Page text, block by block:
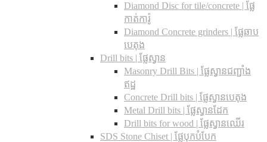
Diamond Disc for tile/concrete​ | ផ្លែ
កាត់ការ៉ូ
Diamond Concrete grinders | ផ្លែឆាប
បេតុង
Drill bits |​ ផ្លែស្វាន
Masonry Drill Bits |​ ផ្លែស្វានជញ្ជាំង
ឥដ្ឋ
Concrete Drill bits |​ ផ្លែស្វានបេតុង
Metal Drill bits |​ ផ្លែស្វានដែក
Drill bits for wood |​ ផ្លែស្វានឈើរ
SDS Stone Chiset |​ ផ្លែបុកបំបែក